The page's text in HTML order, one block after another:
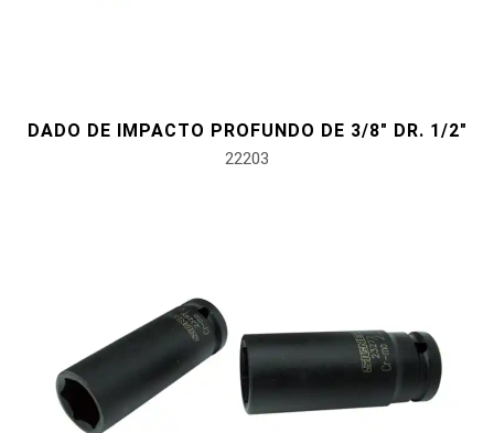
DADO DE IMPACTO PROFUNDO DE 3/8" DR. 1/2"
22203